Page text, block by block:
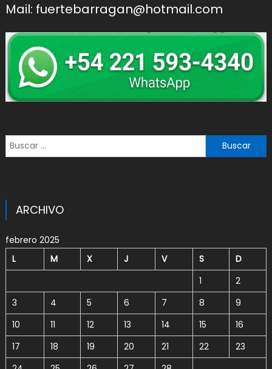
Mail: fuertebarragan@hotmail.com
Buscar:
ARCHIVO
febrero 2025
L
M X J V S
D
1
2
3
4 5 6 7 8
9
10
11 12 13 14 15
16
17
18 19 20 21 22
23